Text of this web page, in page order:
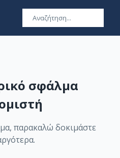
σφάλμα
παρακαλώ δοκιμάστε